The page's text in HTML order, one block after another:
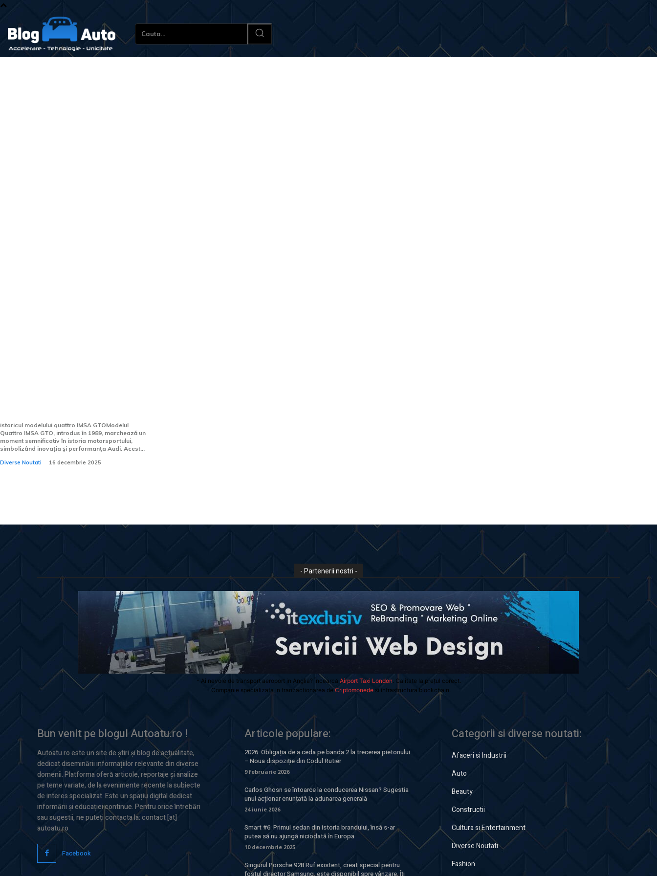
Cauta...
istoricul modelului quattro IMSA GTOModelul
Quattro IMSA GTO, introdus în 1989, marchează un
moment semnificativ în istoria motorsportului,
simbolizând inovația și performanța Audi. Acest...
Diverse Noutati 16 decembrie 2025
- Partenerii nostri -
- Ai nevoie de transport aeroport in Anglia? Încearcă Airport Taxi London. Calitate la prețul corect.
- Companie specializata in tranzactionarea deCriptomonedesi infrastructura blockchain.
Bun venit pe blogul Autoatu.ro !
Autoatu.ro este un site de știri și blog de actualitate,
dedicat diseminării informațiilor relevante din diverse
domenii. Platforma oferă articole, reportaje și analize
pe teme variate, de la evenimente recente la subiecte
de interes specializat. Este un spațiu digital dedicat
informării și educației continue. Pentru orice întrebări
sau sugestii, ne puteți contacta la: contact [at]
autoatu.ro
Facebook
Articole populare:
2026: Obligația de a ceda pe banda 2 la trecerea pietonului
– Noua dispoziție din Codul Rutier
9 februarie 2026
Carlos Ghosn se întoarce la conducerea Nissan? Sugestia
unui acționar enunțată la adunarea generală
24 iunie 2026
Smart #6: Primul sedan din istoria brandului, însă s-ar
putea să nu ajungă niciodată în Europa
10 decembrie 2025
Singurul Porsche 928 Ruf existent, creat special pentru
fostul director Samsung, este disponibil spre vânzare. Îți
Categorii si diverse noutati:
Afaceri si Industrii
Auto
Beauty
Constructii
Cultura si Entertainment
Diverse Noutati
Fashion